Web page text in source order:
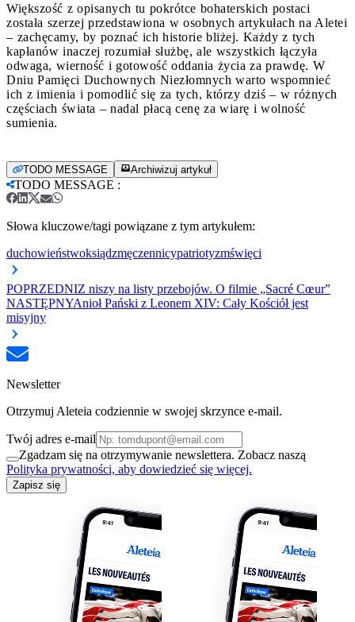
Większość z opisanych tu pokrótce bohaterskich postaci
została szerzej przedstawiona w osobnych artykułach na Aletei
– zachęcamy, by poznać ich historie bliżej. Każdy z tych
kapłanów inaczej rozumiał służbę, ale wszystkich łączyła
odwaga, wierność i gotowość oddania życia za prawdę. W
Dniu Pamięci Duchownych Niezłomnych warto wspomnieć
ich z imienia i pomodlić się za tych, którzy dziś – w różnych
częściach świata – nadal płacą cenę za wiarę i wolność
sumienia.
TODO MESSAGE Archiwizuj artykuł
TODO MESSAGE :
Słowa kluczowe/tagi powiązane z tym artykułem:
duchowieństwoksiądzmęczennicypatriotyzmświęci
POPRZEDNIZ niszy na listy przebojów. O filmie „Sacré Cœur”
NASTĘPNYAnioł Pański z Leonem XIV: Cały Kościół jest
misyjny
Newsletter
Otrzymuj Aleteia codziennie w swojej skrzynce e-mail.
Twój adres e-mail
Zgadzam się na otrzymywanie newslettera. Zobacz naszą
Polityka prywatności, aby dowiedzieć się więcej.
Zapisz się